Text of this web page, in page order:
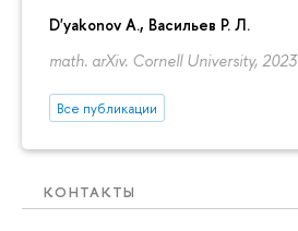
D'yakonov A., Васильев Р. Л.
math. arXiv. Cornell University, 2023
Все публикации
КОНТАКТЫ